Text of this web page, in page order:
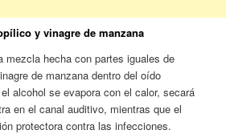
y vinagre de manzana
mezcla hecha con partes iguales de
de manzana dentro del oído
alcohol se evapora con el calor, secará
en el canal auditivo, mientras que el
protectora contra las infecciones.